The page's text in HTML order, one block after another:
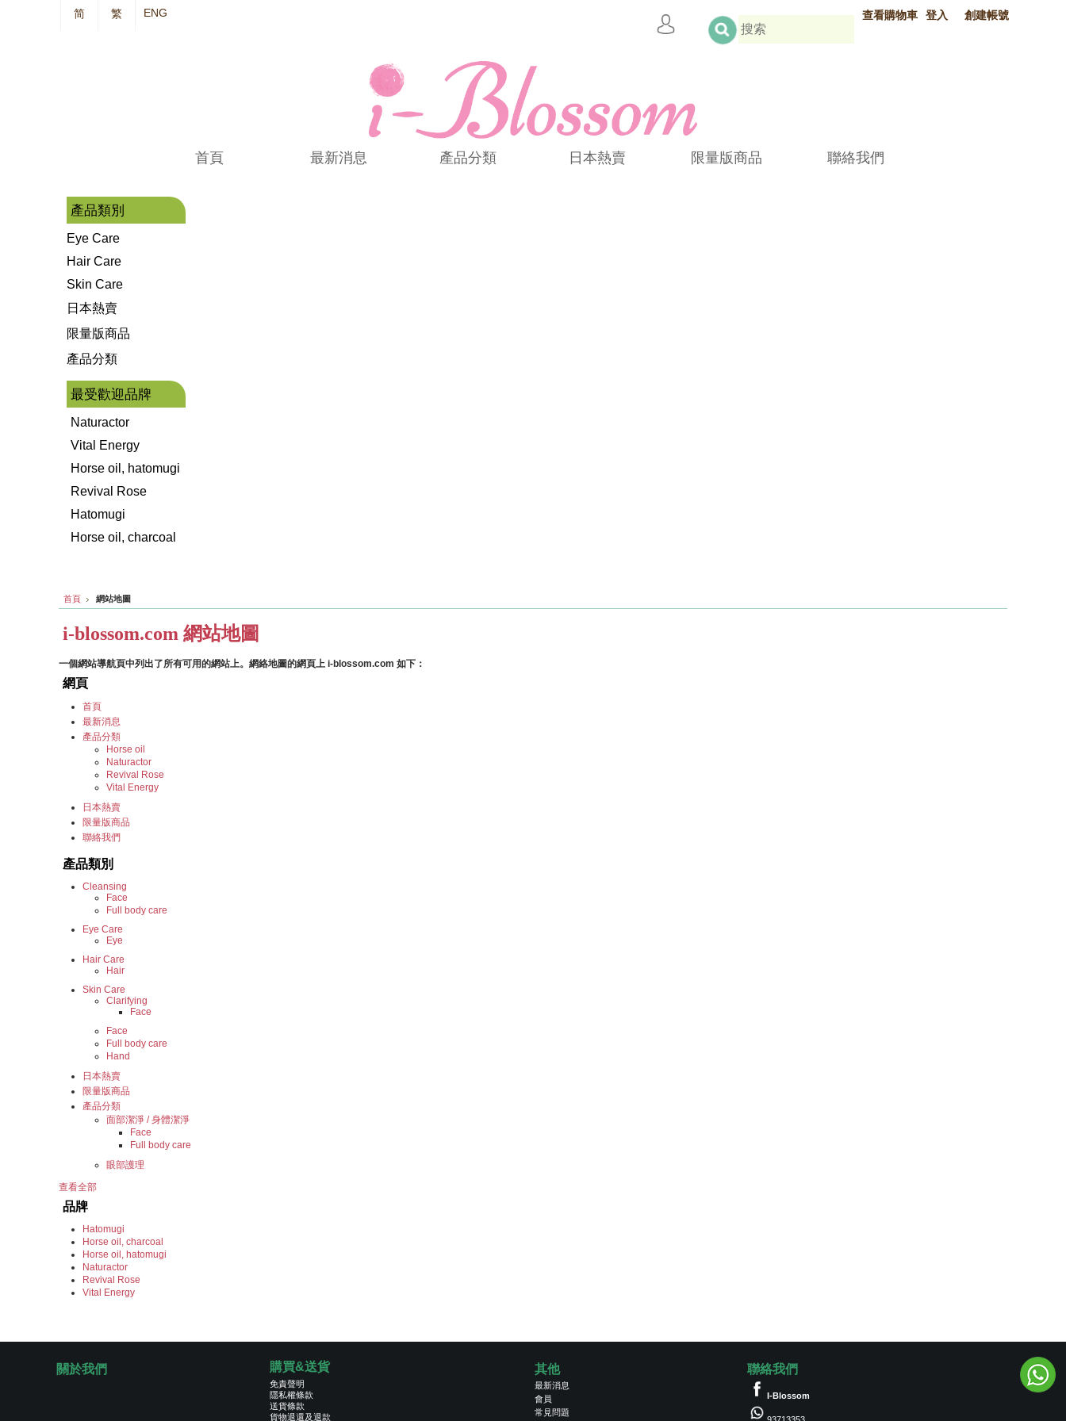
简 繁 ENG 查看購物車 登入 創建帳號
首頁 最新消息 產品分類 日本熱賣 限量版商品 聯絡我們
產品類別
Eye Care
Hair Care
Skin Care
日本熱賣
限量版商品
產品分類
最受歡迎品牌
Naturactor
Vital Energy
Horse oil, hatomugi
Revival Rose
Hatomugi
Horse oil, charcoal
首頁 網站地圖
i-blossom.com 網站地圖
一個網站導航頁中列出了所有可用的網站上。網絡地圖的網頁上 i-blossom.com 如下：
網頁
首頁
最新消息
產品分類
Horse oil
Naturactor
Revival Rose
Vital Energy
日本熱賣
限量版商品
聯絡我們
產品類別
Cleansing
Face
Full body care
Eye Care
Eye
Hair Care
Hair
Skin Care
Clarifying
Face
Face
Full body care
Hand
日本熱賣
限量版商品
產品分類
面部潔淨 / 身體潔淨
Face
Full body care
眼部護理
查看全部
品牌
Hatomugi
Horse oil, charcoal
Horse oil, hatomugi
Naturactor
Revival Rose
Vital Energy
關於我們 購買&送貨
免責聲明
隱私權條款
送貨條款
貨物退還及退款
其他
最新消息
會員
常見問題
聯絡我們
I-Blossom